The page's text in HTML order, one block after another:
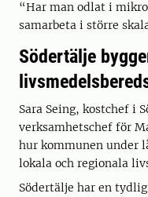
“Har man odlat i
samarbeta i större
Södertälje
Sara Seing, kostchef i
verksamhetschef för
hur kommunen under
lokala och regionala
Södertälje har en